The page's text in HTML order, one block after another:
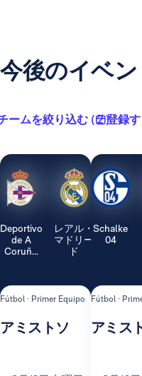
今後のイベン
ームを絞り込む ( 2 )登録
Deportivo
de A
Coruñ...
レアル・
マドリー
ド
Fútbol · Primer Equipo
アミストソ
Schalke
04
Fútbol ·
アミス